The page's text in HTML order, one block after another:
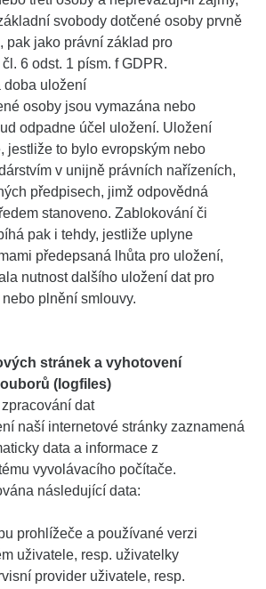
svobody dotčené osoby prvně
pak jako právní základ pro
6 odst. 1 písm. f GDPR.
doba uložení
osoby jsou vymazána nebo
odpadne účel uložení. Uložení
jestliže to bylo evropským nebo
v unijně právních nařízeních,
předpisech, jimž odpovědná
stanoveno. Zablokování či
pak i tehdy, jestliže uplyne
předepsaná lhůta pro uložení,
nutnost dalšího uložení dat pro
plnění smlouvy.
stránek a vyhotovení
(logfiles)
dat
naší internetové stránky zaznamená
data a informace z
vyvolávacího počítače.
následující data:
prohlížeče a používané verzi
uživatele, resp. uživatelky
provider uživatele, resp.